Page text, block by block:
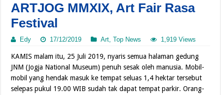
ARTJOG MMXIX, Art Fair Rasa
Festival
Edy 17/12/2019 Art,Top News 1,919 Views
KAMIS malam itu, 25 Juli 2019, nyaris semua halaman gedung
JNM (Jogja National Museum) penuh sesak oleh manusia. Mobil-
mobil yang hendak masuk ke tempat seluas 1,4 hektar tersebut
selepas pukul 19.00 WIB sudah tak dapat tempat parkir. Orang-